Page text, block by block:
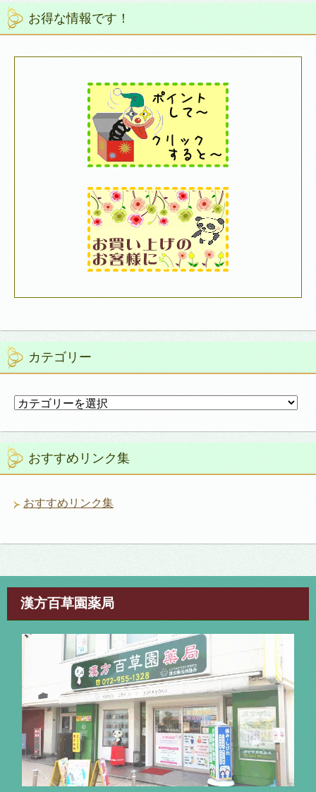
お得な情報です！
カテゴリー
カ
ゴ
リ
ー おすすめリンク集
おすすめリンク集
漢方百草園薬局